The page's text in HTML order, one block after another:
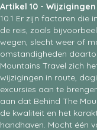
Artikel 10 -
10.1 Er zijn factoren die
de reis, zoals
wegen, slecht weer of
omstandigheden
Mountains Travel zich
wijzigingen in route,
excursies aan te
aan dat Behind The
de kwaliteit en het
handhaven. Mocht één